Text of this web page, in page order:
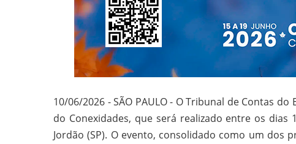
10/06/2026 - SÃO PAULO - O Tribunal de Contas
do Conexidades, que será realizado entre os
Jordão (SP). O evento, consolidado como um dos